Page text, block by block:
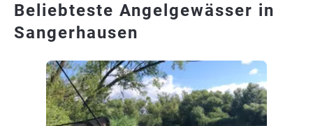
Beliebteste Angelgewässer in
Sangerhausen